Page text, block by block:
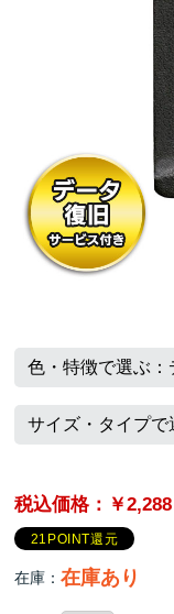
税込価格：￥2,288
21POINT還元
在庫：在庫あり